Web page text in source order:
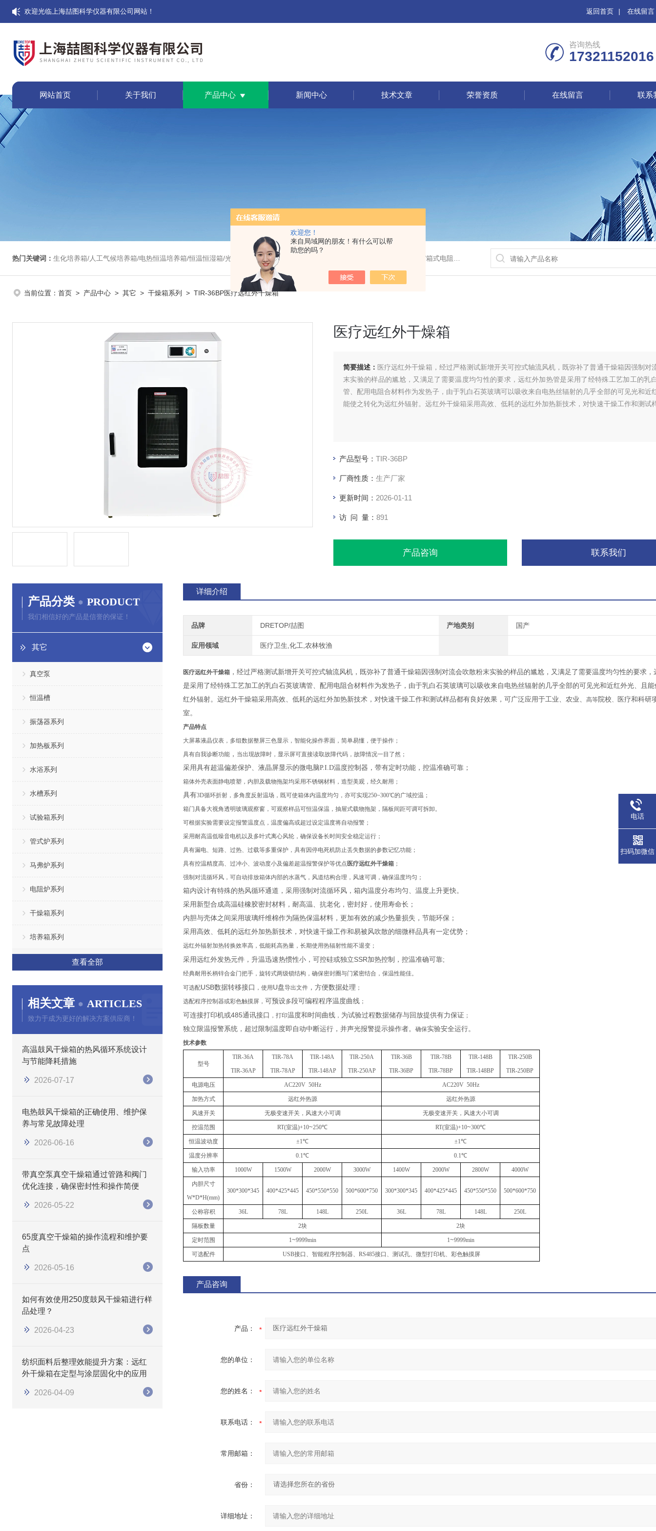
欢迎您！
来自局域网的朋友！有什么可以帮
助您的吗？
欢迎光临上海喆图科学仪器有限公司网站！ 返回首页 | 在线留言
咨询热线
17321152016
网站首页 关于我们 产品中心 新闻中心 技术文章 荣誉资质 在线留言 联系
热门关键词： 生化培养箱/人工气候培养箱/电热恒温培养箱/恒温恒湿箱/光照培养箱/二氧化碳培养箱等/恒温干燥箱/真空干燥箱/高温烘箱等/箱式电阻炉/陶瓷纤维马弗炉/高温马弗炉/管式炉/气氛炉/试验箱/摇床/振荡器/水槽/水浴锅等
当前位置： 首页 > 产品中心 > 其它 > 干燥箱系列 > TIR-36BP医疗远红外干燥箱
医疗远红外干燥箱
简要描述： 医疗远红外干燥箱，经过严格测试新增开关可控式轴流风机，既弥补了普通干燥箱因强制对
末实验的样品的尴尬，又满足了需要温度均匀性的要求，远红外加热管是采用了经特殊工艺加工的乳
管、配用电阻合材料作为发热子，由于乳白石英玻璃可以吸收来自电热丝辐射的几乎全部的可见光和近
能使之转化为远红外辐射。远红外干燥箱采用高效、低耗的远红外加热新技术，对快速干燥工作和测试
产品型号： TIR-36BP
厂商性质： 生产厂家
更新时间： 2026-01-11
访 问 量： 891
产品咨询 联系我们
产品分类 PRODUCT
我们相信好的产品是信誉的保证！
其它
真空泵
恒温槽
振荡器系列
加热板系列
水浴系列
水槽系列
试验箱系列
管式炉系列
马弗炉系列
电阻炉系列
干燥箱系列
培养箱系列
查看全部
相关文章 ARTICLES
致力于成为更好的解决方案供应商！
高温鼓风干燥箱的热风循环系统设计
与节能降耗措施
2026-07-17
电热鼓风干燥箱的正确使用、维护保
养与常见故障处理
2026-06-16
带真空泵真空干燥箱通过管路和阀门
优化连接，确保密封性和操作简便
2026-05-22
65度真空干燥箱的操作流程和维护要
点
2026-05-16
如何有效使用250度鼓风干燥箱进行样
品处理？
2026-04-23
纺织面料后整理效能提升方案：远红
外干燥箱在定型与涂层固化中的应用
2026-04-09
详细介绍
品牌 DRETOP/喆图 产地类别 国产
应用领域 医疗卫生,化工,农林牧渔
医疗远红外干燥箱 ，经过严格测试新增开关可控式轴流风机，既弥补了普通干燥箱因强制对流会吹散粉末实验的样品的尴尬，又满足了需要温度均匀性的要求，
是采用了经特殊工艺加工的乳白石英玻璃管、配用电阻合材料作为发热子，由于乳白石英玻璃可以吸收来自电热丝辐射的几乎全部的可见光和近红外光、且
红外辐射。远红外干燥箱采用高效、低耗的远红外加热新技术，对快速干燥工作和测试样品都有良好效果，可广泛应用于工业、农业、 高等院校、
医疗和科研
室。
产品特点
大屏幕液晶仪表 ，多组数据整屏三色显示，智能化操作界面，简单易懂，便于操作；
具有自我诊断功能 ， 当出现故障时，显示屏可直接读取故障代码 ， 故障情况一目了然 ；
采用具有超温偏差保护、液晶屏显示的微电脑P.I.D温度控制器，带有定时功能，控温准确可靠；
箱体外壳表面静电喷塑，内胆及载物拖架均采用不锈钢材料，造型美观，经久耐用；
具有3D循环折射，多角度反射温场，既可使箱体内温度均匀，亦可实现250~300℃的广域控温；
箱门具备大视角透明玻璃观察窗，可观察样品可恒温保温，抽屉式载物拖架，隔板间距可调可拆卸。
可根据实验需要设定报警温度点，温度偏高或超过设定温度将自动报警；
采用耐高温低噪音电机以及多叶式离心风轮，确保设备长时间安全稳定运行；
具有漏电、短路、过热、过载等多重保护，具有因停电死机防止丢失数据的参数记忆功能；
具有控温精度高、过冲小、波动度小及偏差超温报警保护等优点 医疗远红外干燥箱 ；
强制对流循环风，可自动排放箱体内部的水蒸气，风道结构合理，风速可调，确保温度均匀；
箱内设计有特殊的热风循环通道，采用强制对流循环风，箱内温度分布均匀、温度上升更快。
采用新型合成高温硅橡胶密封材料，耐高温、抗老化，密封好，使用寿命长；
内胆与壳体之间采用玻璃纤维棉作为隔热保温材料，更加有效的减少热量损失，节能环保；
采用高效、低耗的远红外加热新技术，对快速干燥工作和易被风吹散的细微样品具有一定优势；
远红外辐射加热转换效率高，低能耗高热量，长期使用热辐射性能不退变；
采用远红外发热元件，升温迅速热惯性小，可控硅或独立SSR加热控制，控温准确可靠;
经典耐用长柄锌合金门把手，旋转式两级锁结构，确保密封圈与门紧密结合，保温性能佳。
可选配USB数据转移接口 ， 使用 U盘导出文件 ， 方便数据处理 ；
选配程序控制器或彩色触摸屏， 可预设多段可编程程序温度曲线 ；
可连接打印机或485通讯接口 ， 打印温度和时间曲线 ， 为试验过程数据储存与回放提供有力保证 ；
独立限温报警系统，超过限制温度即自动中断运行，并声光报警提示操作者。 确保实验安全运行。
技术参数
型号
TIR-36A
TIR-36AP
TIR-78A
TIR-78AP
TIR-148A
TIR-148AP
TIR-250A
TIR-250AP
TIR-36B
TIR-36BP
TIR-78B
TIR-78BP
TIR-148B
TIR-148BP
TIR-250B
TIR-250BP
电源电压 AC220V 50Hz AC220V 50Hz
加热方式 远红外热源 远红外热源
风速开关 无极变速开关，风速大小可调 无极变速开关，风速大小可调
控温范围 RT(室温)+10~250℃ RT(室温)+10~300℃
恒温波动度 ±1℃ ±1℃
温度分辨率 0.1℃ 0.1℃
输入功率 1000W 1500W 2000W 3000W 1400W 2000W 2800W 4000W
内胆尺寸
W*D*H(mm)
300*300*345 400*425*445 450*550*550 500*600*750 300*300*345 400*425*445 450*550*550 500*600*750
公称容积 36L 78L 148L 250L 36L 78L 148L 250L
隔板数量 2块 2块
定时范围 1~9999min 1~9999min
可选配件 USB接口、智能程序控制器、RS485接口、测试孔、微型打印机、彩色触摸屏
产品咨询
产品：
您的单位：
您的姓名：
联系电话：
常用邮箱：
省份：
详细地址：
电话
扫码加微信